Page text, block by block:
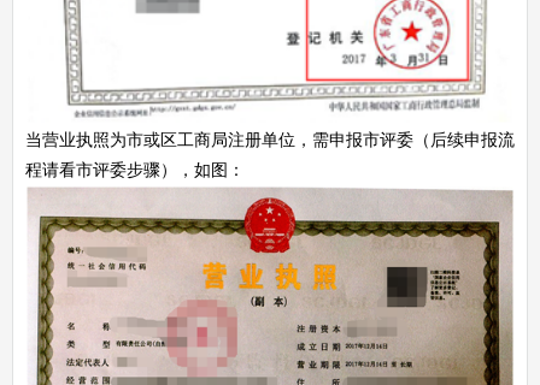
当营业执照为市或区工商局注册单位，需申报市评委（后续申报流
程请看市评委步骤），如图：